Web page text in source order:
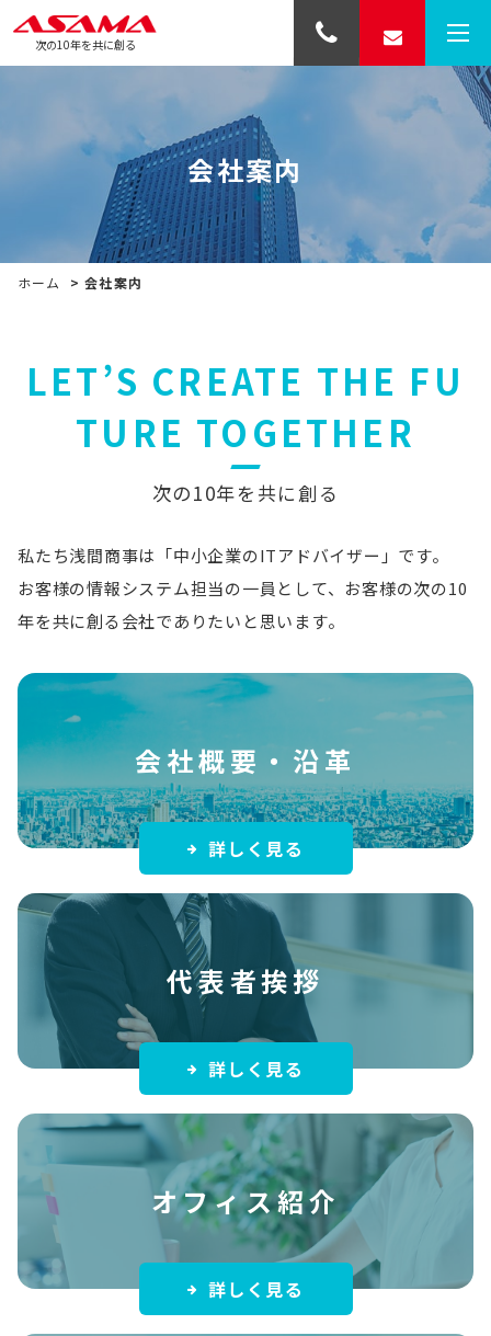
次の10年を共に創る
会社案内
ホーム >会社案内
LET’S CREATE THE FU
TURE TOGETHER
次の10年を共に創る
私たち浅間商事は「中小企業のITアドバイザー」です。
お客様の情報システム担当の一員として、お客様の次の10
年を共に創る会社でありたいと思います。
会社概要・沿革
詳しく見る
代表者挨拶
詳しく見る
オフィス紹介
詳しく見る